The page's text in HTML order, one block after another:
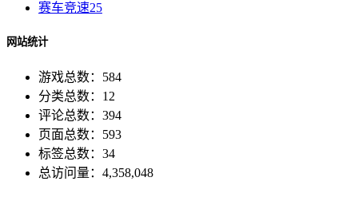
赛车竞速25
网站统计
游戏总数：584
分类总数：12
评论总数：394
页面总数：593
标签总数：34
总访问量：4,358,048